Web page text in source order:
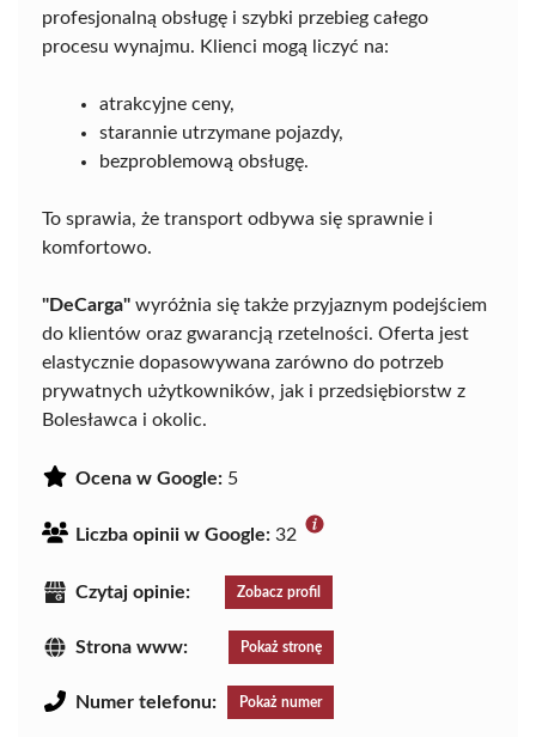
profesjonalną obsługę i szybki przebieg całego
procesu wynajmu. Klienci mogą liczyć na:
atrakcyjne ceny,
starannie utrzymane pojazdy,
bezproblemową obsługę.
To sprawia, że transport odbywa się sprawnie i
komfortowo.
"DeCarga" wyróżnia się także przyjaznym podejściem
do klientów oraz gwarancją rzetelności. Oferta jest
elastycznie dopasowywana zarówno do potrzeb
prywatnych użytkowników, jak i przedsiębiorstw z
Bolesławca i okolic.
Ocena w Google: 5
Liczba opinii w Google: 32
Czytaj opinie: Zobacz profil
Strona www: Pokaż stronę
Numer telefonu: Pokaż numer